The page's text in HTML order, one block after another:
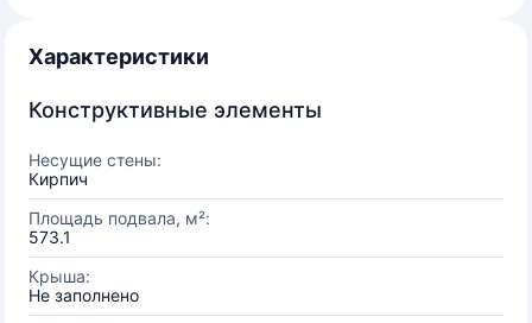
Характеристики
Конструктивные элементы
Несущие стены:
Кирпич
Площадь подвала, м²:
573.1
Крыша:
Не заполнено